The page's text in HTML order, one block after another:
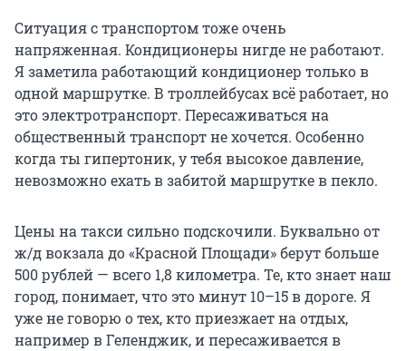
Ситуация с транспортом тоже очень
напряженная. Кондиционеры нигде не работают.
Я заметила работающий кондиционер только в
одной маршрутке. В троллейбусах всё работает, но
это электротранспорт. Пересаживаться на
общественный транспорт не хочется. Особенно
когда ты гипертоник, у тебя высокое давление,
невозможно ехать в забитой маршрутке в пекло.
Цены на такси сильно подскочили. Буквально от
ж/д вокзала до «Красной Площади» берут больше
500 рублей — всего 1,8 километра. Те, кто знает наш
город, понимает, что это минут 10–15 в дороге. Я
уже не говорю о тех, кто приезжает на отдых,
например в Геленджик, и пересаживается в